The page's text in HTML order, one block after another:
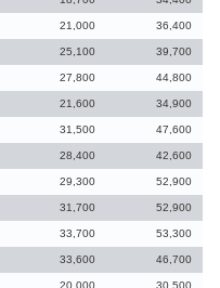
21,000 36,400
25,100 39,700
27,800 44,800
21,600 34,900
31,500 47,600
28,400 42,600
29,300 52,900
31,700 52,900
33,700 53,300
33,600 46,700
20,000 30,500